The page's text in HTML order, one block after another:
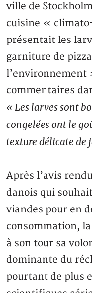
ville de
cuisine «
présentait les
garniture de
l’environnement
commentaires
« Les larves sont
congelées ont le
texture délicate de
Après l’avis
danois qui
viandes pour en
consommation,
à son tour sa
dominante du
pourtant de plus